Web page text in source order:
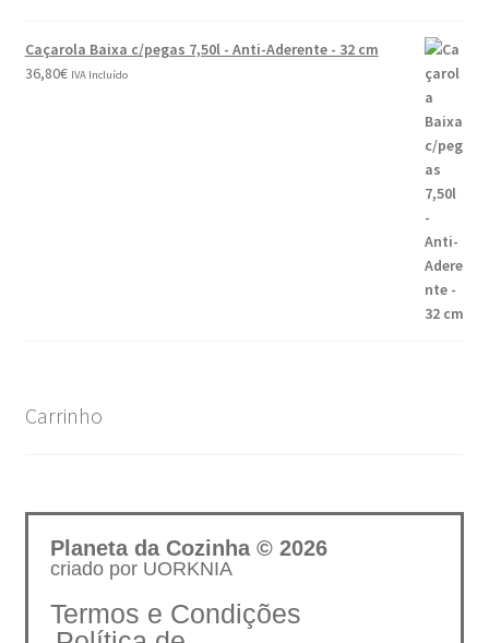
Caçarola Baixa c/pegas 7,50l - Anti-Aderente - 32 cm
36,80€ IVA Incluído
Carrinho
Planeta da Cozinha © 2026
criado por UORKNIA
Termos e Condições